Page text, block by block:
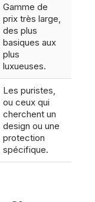
Gamme de
prix très large,
des plus
basiques aux
plus
luxueuses.
Les puristes,
ou ceux qui
cherchent un
design ou une
protection
spécifique.